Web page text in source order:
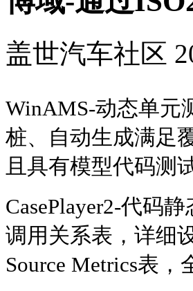
盖世汽车社区
WinAMS-动态单元
桩、自动生成满足
且具有模型代码测
CasePlayer2-代码静
调用关系表，详细
Source Metrics表